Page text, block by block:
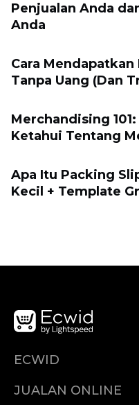
Penjualan Anda
Anda
Cara
Tanpa Uang (Dan
Merchandising
Ketahui Tentang
Apa Itu Packing
Kecil + Template
ECWID
Pusat Bantuan
JUALAN ONLINE